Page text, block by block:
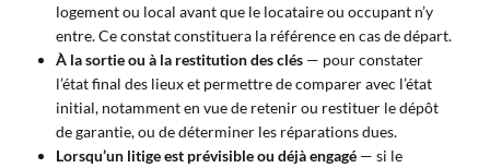
logement ou local avant que le locataire ou occupant n’y
entre. Ce constat constituera la référence en cas de départ.
À la sortie ou à la restitution des clés — pour constater
l’état final des lieux et permettre de comparer avec l’état
initial, notamment en vue de retenir ou restituer le dépôt
de garantie, ou de déterminer les réparations dues.
Lorsqu’un litige est prévisible ou déjà engagé — si le